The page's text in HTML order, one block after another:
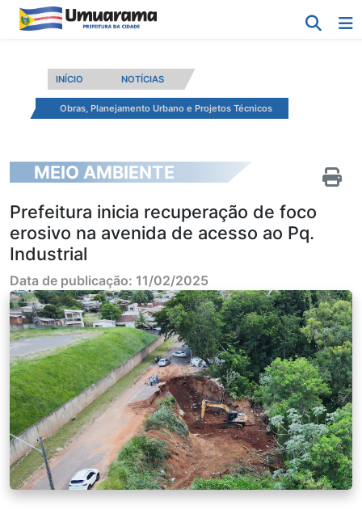
INÍCIO NOTÍCIAS
Obras, Planejamento Urbano e Projetos Técnicos
MEIO AMBIENTE
Prefeitura inicia recuperação de foco
erosivo na avenida de acesso ao Pq.
Industrial
Data de publicação: 11/02/2025